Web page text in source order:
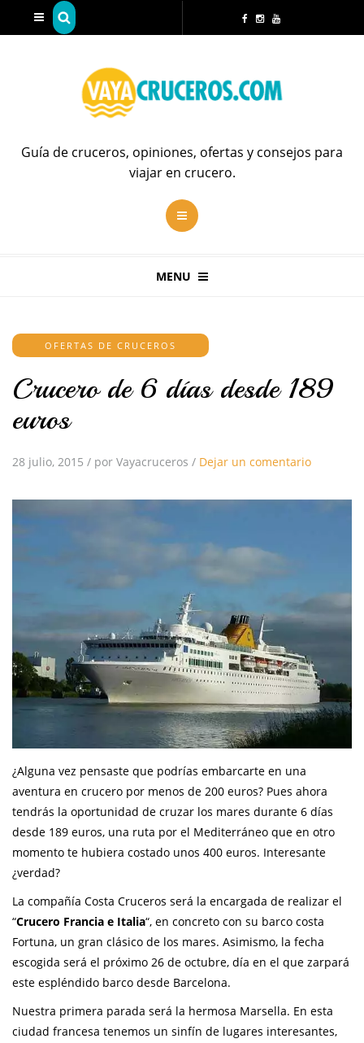
Guía de cruceros, opiniones, ofertas y consejos para
viajar en crucero.
MENU
OFERTAS DE CRUCEROS
Crucero de 6 días desde 189
euros
28 julio, 2015 / por Vayacruceros / Dejar un comentario
¿Alguna vez pensaste que podrías embarcarte en una
aventura en crucero por menos de 200 euros? Pues ahora
tendrás la oportunidad de cruzar los mares durante 6 días
desde 189 euros, una ruta por el Mediterráneo que en otro
momento te hubiera costado unos 400 euros. Interesante
¿verdad?
La compañía Costa Cruceros será la encargada de realizar el
“Crucero Francia e Italia“, en concreto con su barco costa
Fortuna, un gran clásico de los mares. Asimismo, la fecha
escogida será el próximo 26 de octubre, día en el que zarpará
este espléndido barco desde Barcelona.
Nuestra primera parada será la hermosa Marsella. En esta
ciudad francesa tenemos un sinfín de lugares interesantes,